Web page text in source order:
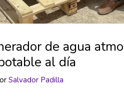
de agua
al día
Salvador Padilla